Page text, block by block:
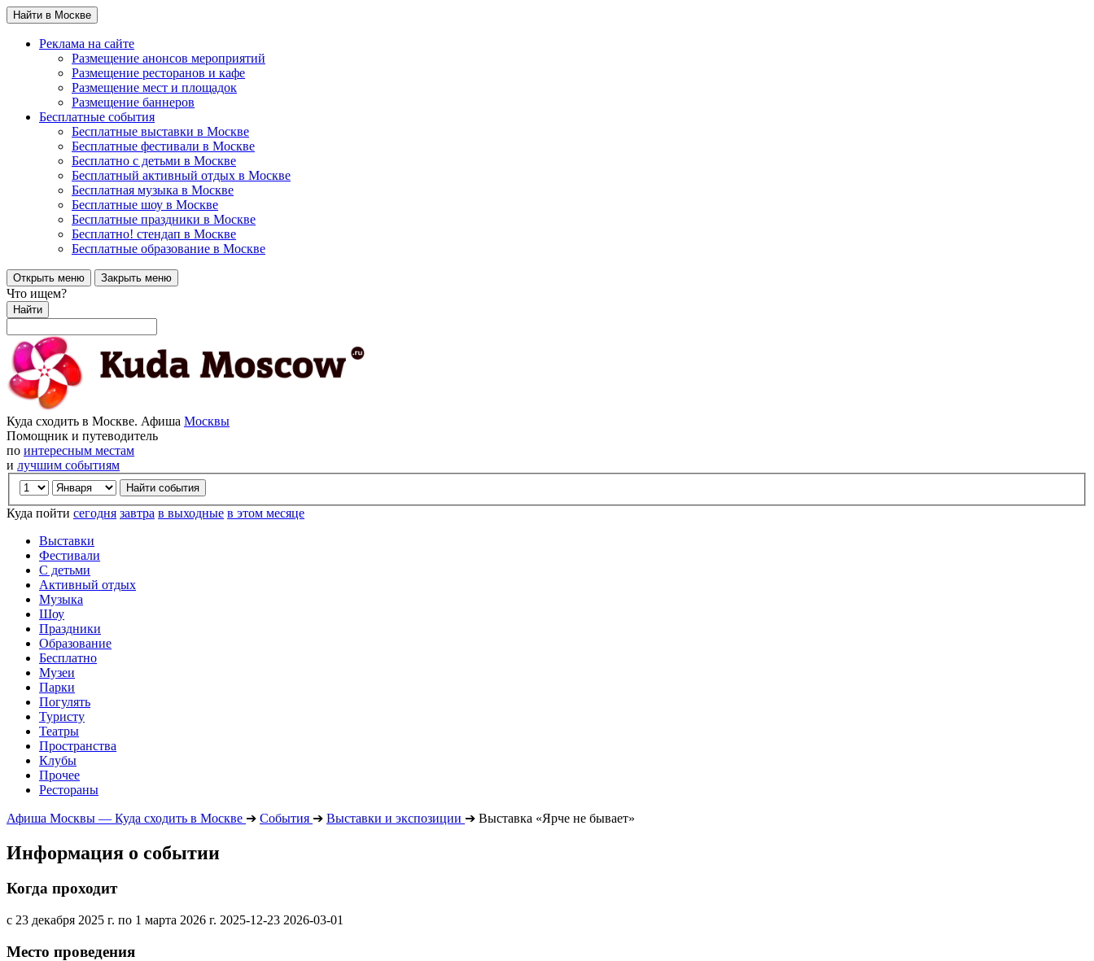
Найти в Москве
Реклама на сайте
Размещение анонсов мероприятий
Размещение ресторанов и кафе
Размещение мест и площадок
Размещение баннеров
Бесплатные события
Бесплатные выставки в Москве
Бесплатные фестивали в Москве
Бесплатно с детьми в Москве
Бесплатный активный отдых в Москве
Бесплатная музыка в Москве
Бесплатные шоу в Москве
Бесплатные праздники в Москве
Бесплатно! стендап в Москве
Бесплатные образование в Москве
Открыть меню Закрыть меню
Что ищем?
Найти
Куда сходить в Москве. Афиша Москвы
Помощник и путеводитель
по интересным местам
и лучшим событиям
Куда пойти сегодня завтра в выходные в этом месяце
Выставки
Фестивали
С детьми
Активный отдых
Музыка
Шоу
Праздники
Образование
Бесплатно
Музеи
Парки
Погулять
Туристу
Театры
Пространства
Клубы
Прочее
Рестораны
Афиша Москвы — Куда сходить в Москве ➔ События ➔ Выставки и экспозиции ➔ Выставка «Ярче не бывает»
Информация о событии
Когда проходит
с 23 декабря 2025 г. по 1 марта 2026 г. 2025-12-23 2026-03-01
Место проведения